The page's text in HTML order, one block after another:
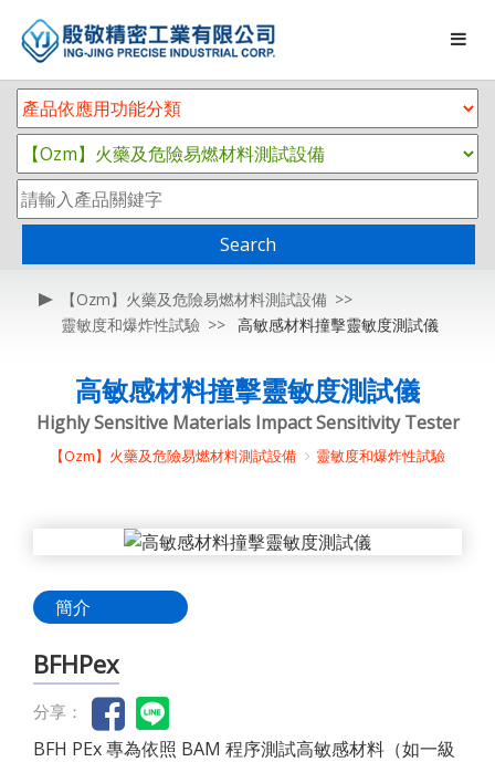
Search
【Ozm】火藥及危險易燃材料測試設備
靈敏度和爆炸性試驗
高敏感材料撞擊靈敏度測試儀
高敏感材料撞擊靈敏度測試儀
Highly Sensitive Materials Impact Sensitivity Tester
【Ozm】火藥及危險易燃材料測試設備 靈敏度和爆炸性試驗
簡介
BFHPex
分享：
BFH PEx 專為依照 BAM 程序測試高敏感材料（如一級